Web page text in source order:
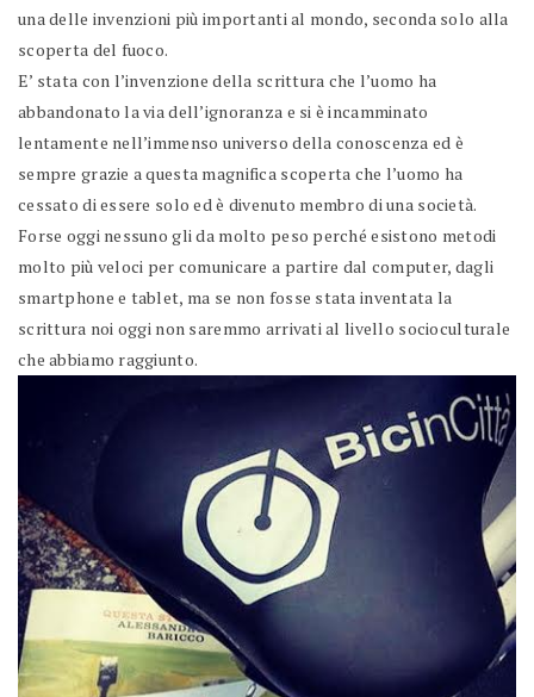
una delle invenzioni più importanti al mondo, seconda solo alla
scoperta del fuoco.
E’ stata con l’invenzione della scrittura che l’uomo ha
abbandonato la via dell’ignoranza e si è incamminato
lentamente nell’immenso universo della conoscenza ed è
sempre grazie a questa magnifica scoperta che l’uomo ha
cessato di essere solo ed è divenuto membro di una società.
Forse oggi nessuno gli da molto peso perché esistono metodi
molto più veloci per comunicare a partire dal computer, dagli
smartphone e tablet, ma se non fosse stata inventata la
scrittura noi oggi non saremmo arrivati al livello socioculturale
che abbiamo raggiunto.